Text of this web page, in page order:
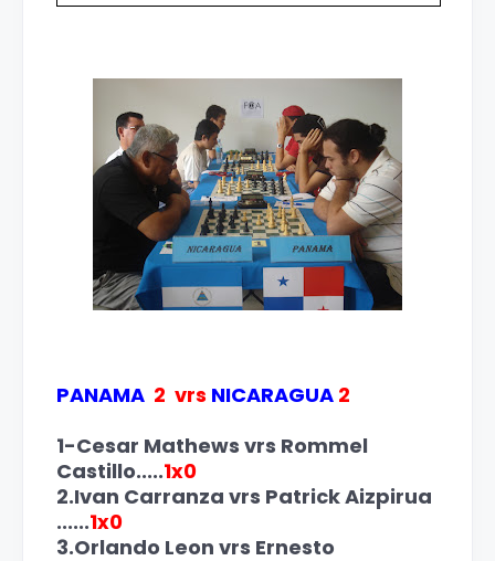
PANAMA 2 vrs NICARAGUA 2
1-Cesar Mathews vrs Rommel
Castillo.....1x0
2.Ivan Carranza vrs Patrick Aizpirua
......1x0
3.Orlando Leon vrs Ernesto